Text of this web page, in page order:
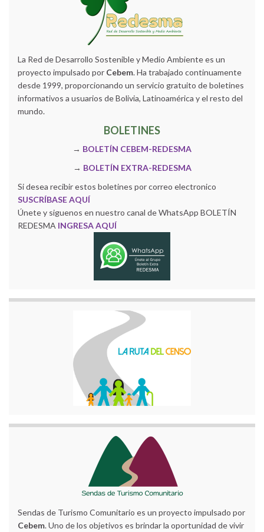
La Red de Desarrollo Sostenible y Medio Ambiente es un
proyecto impulsado por Cebem. Ha trabajado continuamente
desde 1999, proporcionando un servicio gratuito de boletines
informativos a usuarios de Bolivia, Latinoamérica y el resto del
mundo.
BOLETINES
→ BOLETÍN CEBEM-REDESMA
→ BOLETÍN EXTRA-REDESMA
Si desea recibir estos boletines por correo electronico
SUSCRÍBASE AQUÍ
Únete y siguenos en nuestro canal de WhatsApp BOLETÍN
REDESMA INGRESA AQUÍ
Sendas de Turismo Comunitario es un proyecto impulsado por
Cebem. Uno de los objetivos es brindar la oportunidad de vivir